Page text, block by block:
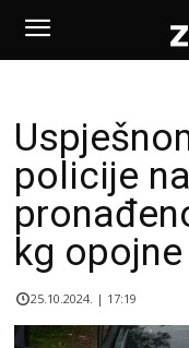
policije
kg
25.10.2024. | 17:19